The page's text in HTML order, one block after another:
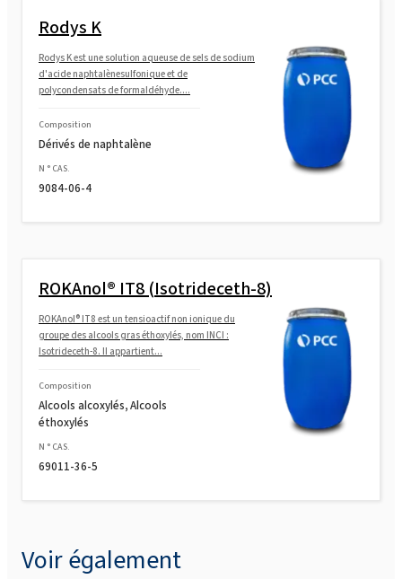
Rodys K
Rodys K est une solution aqueuse de sels de sodium
d'acide naphtalènesulfonique et de
polycondensats de formaldéhyde....
Composition
Dérivés de naphtalène
N ° CAS.
9084-06-4
ROKAnol® IT8 (Isotrideceth-8)
ROKAnol® IT8 est un tensioactif non ionique du
groupe des alcools gras éthoxylés, nom INCI :
Isotrideceth-8. Il appartient...
Composition
Alcools alcoxylés, Alcools
éthoxylés
N ° CAS.
69011-36-5
Voir également